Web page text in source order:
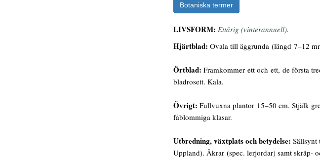
Botaniska termer
LIVSFORM: Ettårig (vinterannuell).
Hjärtblad: Ovala till äggrunda (längd 7–12
Örtblad: Framkommer ett och ett, de första
bladrosett. Kala.
Övrigt: Fullvuxna plantor 15–50 cm. Stjälk
fåblommiga klasar.
Utbredning, växtplats och betydelse: Sällsynt
Uppland). Åkrar (spec. lerjordar) samt skräp-